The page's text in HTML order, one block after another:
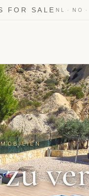
FOR SALE NL · NO ·